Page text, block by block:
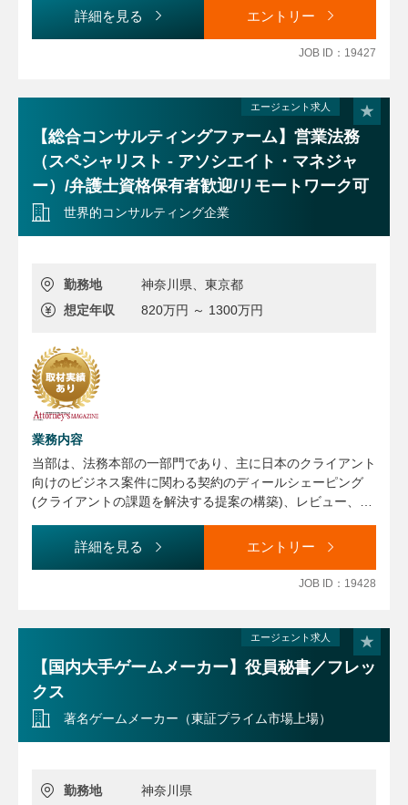
問題に関わるチャンスもあります。
◆働き方◆法務本部の多くのメンバーがフレックス制度をう
詳細を見る エントリー
JOB ID：19427
エージェント求人
【総合コンサルティングファーム】営業法務
（スペシャリスト - アソシエイト・マネジャ
ー）/弁護士資格保有者歓迎/リモートワーク可
世界的コンサルティング企業
勤務地
神奈川県、東京都
想定年収
820万円 ～ 1300万円
業務内容
当部は、法務本部の一部門であり、主に日本のクライアント
向けのビジネス案件に関わる契約のディールシェーピング
(クライアントの課題を解決する提案の構築)、レビュー、ド
ス関連サポートを担っています。
詳細を見る エントリー
JOB ID：19428
エージェント求人
【国内大手ゲームメーカー】役員秘書／フレッ
クス
著名ゲームメーカー（東証プライム市場上場）
勤務地
神奈川県